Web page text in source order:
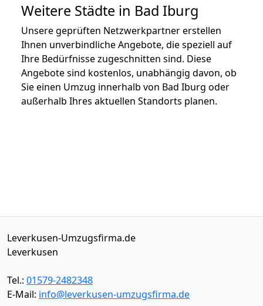
Weitere Städte in Bad Iburg
Unsere geprüften Netzwerkpartner erstellen
Ihnen unverbindliche Angebote, die speziell auf
Ihre Bedürfnisse zugeschnitten sind. Diese
Angebote sind kostenlos, unabhängig davon, ob
Sie einen Umzug innerhalb von Bad Iburg oder
außerhalb Ihres aktuellen Standorts planen.
Leverkusen-Umzugsfirma.de
Leverkusen
Tel.: 01579-2482348
E-Mail: info@leverkusen-umzugsfirma.de